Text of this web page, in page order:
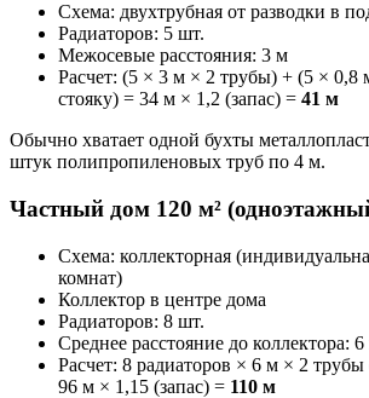
Схема: двухтрубная от разводки в
Радиаторов: 5 шт.
Межосевые расстояния: 3 м
Расчет: (5 × 3 м × 2 трубы) + (5 × 0,8
стояку) = 34 м × 1,2 (запас) = 41 м
Обычно хватает одной бухты
штук полипропиленовых труб по 4 м.
Частный дом 120 м²
Схема: коллекторная
комнат)
Коллектор в центре дома
Радиаторов: 8 шт.
Среднее расстояние до коллектора:
Расчет: 8 радиаторов × 6 м × 2 трубы
96 м × 1,15 (запас) = 110 м